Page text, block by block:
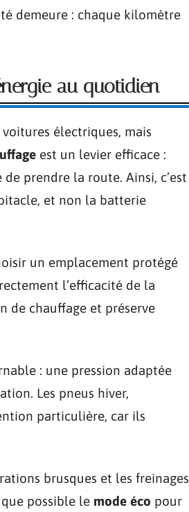
demeure : chaque kilomètre
au quotidien
voitures électriques, mais
est un levier efficace :
prendre la route. Ainsi, c’est
et non la batterie
un emplacement protégé
l’efficacité de la
de chauffage et préserve
: une pression adaptée
Les pneus hiver,
particulière, car ils
brusques et les freinages
possible le mode éco pour